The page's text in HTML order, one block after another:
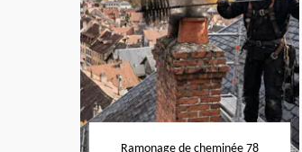
Ramonage de cheminée 78